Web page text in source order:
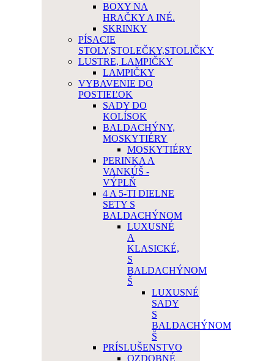
BOXY NA
HRAČKY A INÉ.
SKRINKY
PÍSACIE
STOLY,STOLEČKY,STOLIČKY
LUSTRE, LAMPIČKY
LAMPIČKY
VYBAVENIE DO
POSTIEĽOK
SADY DO
KOLÍSOK
BALDACHÝNY,
MOSKYTIÉRY
MOSKYTIÉRY
PERINKA A
VANKÚŠ -
VÝPLŇ
4 A 5-TI DIELNE
SETY S
BALDACHÝNOM
LUXUSNÉ
A
KLASICKÉ,
S
BALDACHÝNOM
Š
LUXUSNÉ
SADY
S
BALDACHÝNOM
Š
PRÍSLUŠENSTVO
OZDOBNÉ